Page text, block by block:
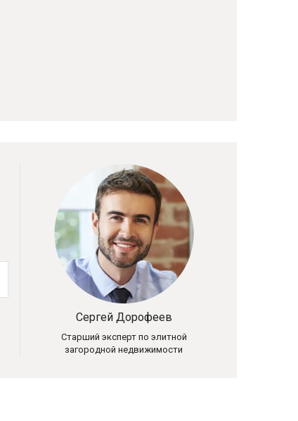
Сергей Дорофеев
Старший эксперт по элитной
загородной недвижимости